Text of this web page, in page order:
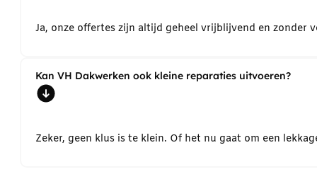
Ja, onze offertes zijn altijd geheel vrijblijvend en
Kan VH Dakwerken ook kleine reparaties uitvoeren?
Zeker, geen klus is te klein. Of het nu gaat om een